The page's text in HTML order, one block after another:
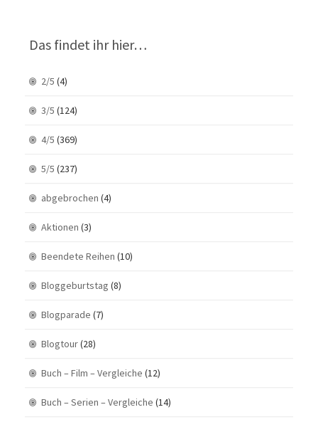
Das findet ihr hier…
2/5 (4)
3/5 (124)
4/5 (369)
5/5 (237)
abgebrochen (4)
Aktionen (3)
Beendete Reihen (10)
Bloggeburtstag (8)
Blogparade (7)
Blogtour(28)
Buch – Film – Vergleiche (12)
Buch – Serien – Vergleiche (14)